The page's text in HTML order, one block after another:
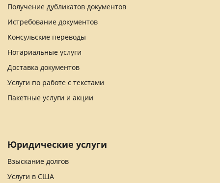
Получение дубликатов документов
Истребование документов
Консульские переводы
Нотариальные услуги
Доставка документов
Услуги по работе с текстами
Пакетные услуги и акции
Юридические услуги
Взыскание долгов
Услуги в США